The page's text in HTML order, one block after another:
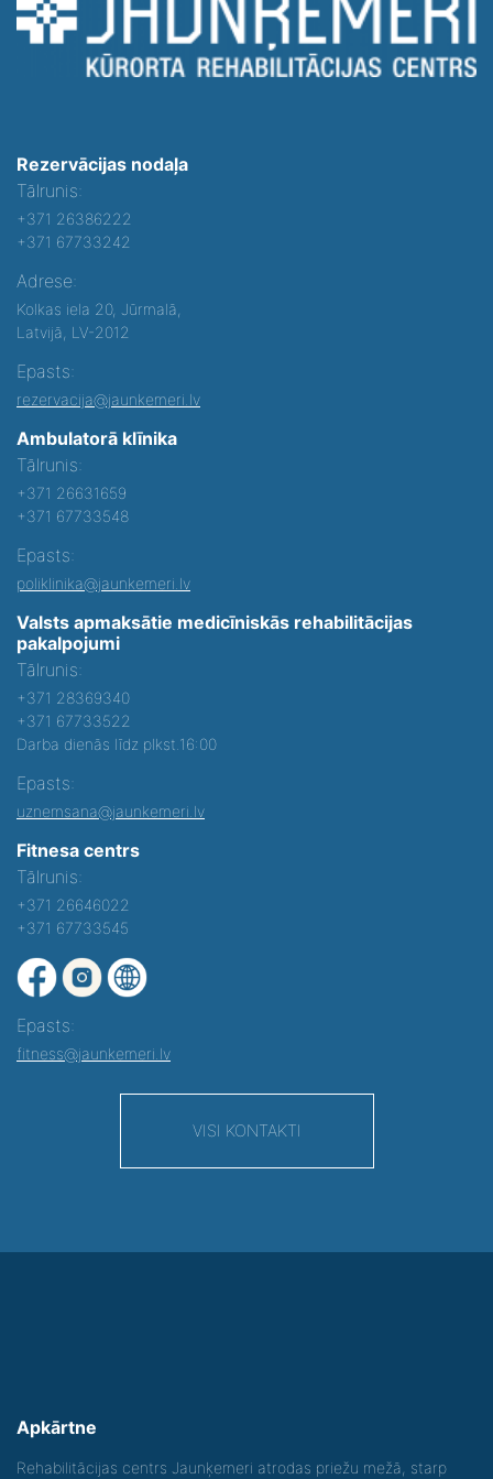
Rezervācijas nodaļa
Tālrunis:
+371 26386222
+371 67733242
Adrese:
Kolkas iela 20, Jūrmalā,
Latvijā, LV-2012
Epasts:
rezervacija@jaunkemeri.lv
Ambulatorā klīnika
Tālrunis:
+371 26631659
+371 67733548
Epasts:
poliklinika@jaunkemeri.lv
Valsts apmaksātie medicīniskās rehabilitācijas
pakalpojumi
Tālrunis:
+371 28369340
+371 67733522
Darba dienās līdz plkst.16:00
Epasts:
uznemsana@jaunkemeri.lv
Fitnesa centrs
Tālrunis:
+371 26646022
+371 67733545
Epasts:
fitness@jaunkemeri.lv
VISI KONTAKTI
Apkārtne
Rehabilitācijas centrs Jaunķemeri atrodas priežu mežā, starp